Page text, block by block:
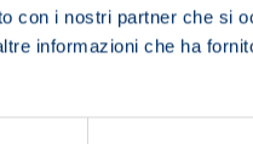
con i nostri partner che si
informazioni che ha